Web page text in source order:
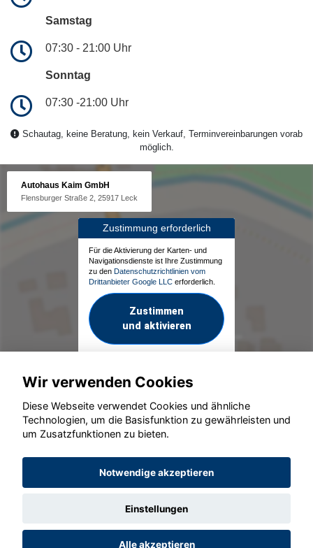
Samstag
07:30 - 21:00 Uhr
Sonntag
07:30 -21:00 Uhr
Schautag, keine Beratung, kein Verkauf, Terminvereinbarungen vorab
möglich.
Autohaus Kaim GmbH
Flensburger Straße 2, 25917 Leck
Zustimmung erforderlich
Für die Aktivierung der Karten- und
Navigationsdienste ist Ihre Zustimmung
zu den Datenschutzrichtlinien vom
Drittanbieter Google LLC erforderlich.
Zustimmen
und aktivieren
© konjunkturmotor.de GmbH 2020 - 2026
Wir verwenden Cookies
Diese Webseite verwendet Cookies und ähnliche
Technologien, um die Basisfunktion zu gewährleisten und
um Zusatzfunktionen zu bieten.
Notwendige akzeptieren
Einstellungen
Alle akzeptieren